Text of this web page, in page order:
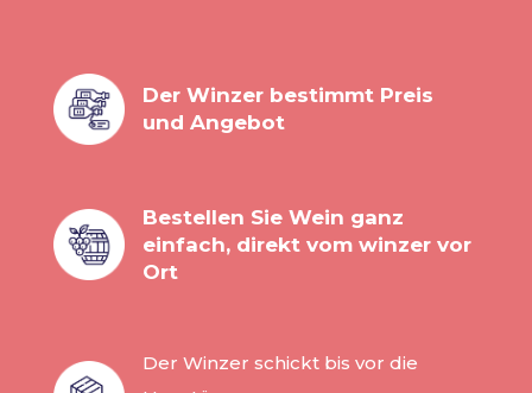
Der Winzer bestimmt Preis
und Angebot
Bestellen Sie Wein ganz
einfach, direkt vom winzer vor
Ort
Der Winzer schickt bis vor die